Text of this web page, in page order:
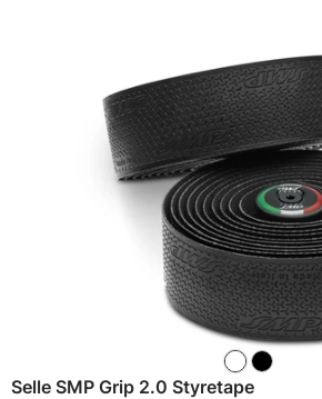
Selle SMP Grip 2.0 Styretape